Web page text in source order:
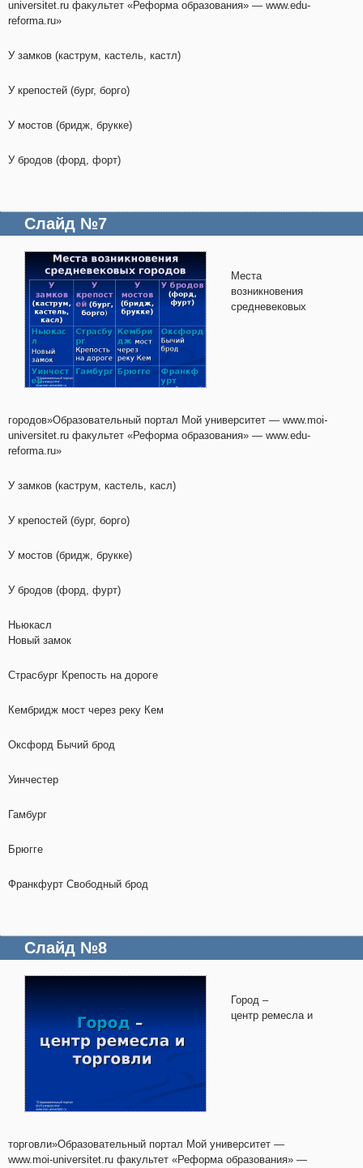
universitet.ru факультет «Реформа образования» — www.edu-
reforma.ru»
У замков (каструм, кастель, кастл)
У крепостей (бург, борго)
У мостов (бридж, брукке)
У бродов (форд, форт)
Слайд №7
Места
возникновения
средневековых
городов»Образовательный портал Мой университет — www.moi-
universitet.ru факультет «Реформа образования» — www.edu-
reforma.ru»
У замков (каструм, кастель, касл)
У крепостей (бург, борго)
У мостов (бридж, брукке)
У бродов (форд, фурт)
Ньюкасл
Новый замок
Страсбург Крепость на дороге
Кембридж мост через реку Кем
Оксфорд Бычий брод
Уинчестер
Гамбург
Брюгге
Франкфурт Свободный брод
Слайд №8
Город –
центр ремесла и
торговли»Образовательный портал Мой университет —
www.moi-universitet.ru факультет «Реформа образования» —